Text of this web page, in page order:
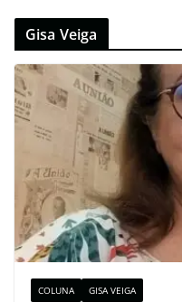
Gisa Veiga
COLUNA GISA VEIGA